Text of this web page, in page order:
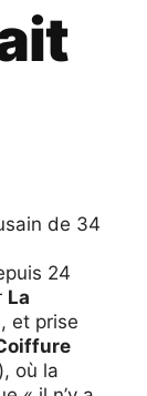
de 34
24
La
, et prise
où la